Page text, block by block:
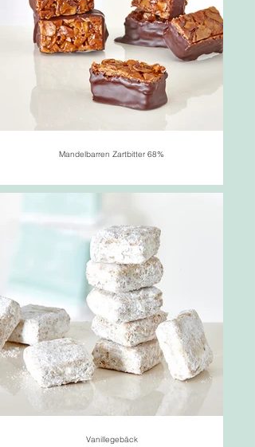
Mandelbarren Zartbitter 68%
Vanillegebäck